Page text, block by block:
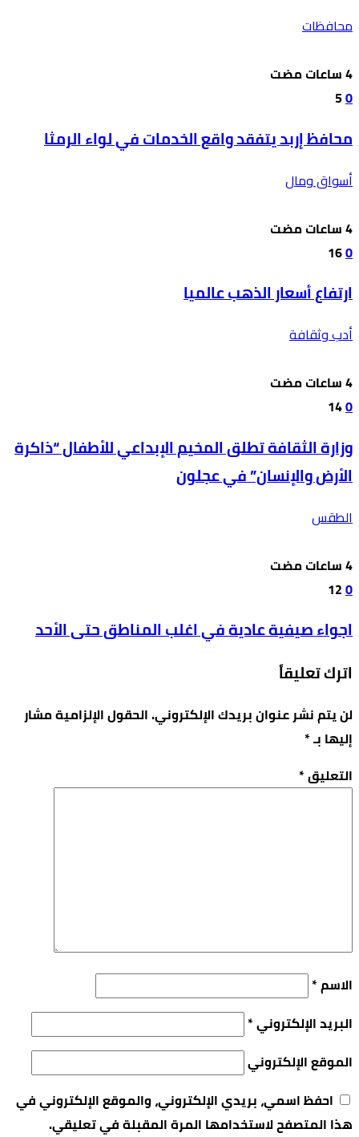
محافظات
0
5
محافظ إربد يتفقد واقع الخدمات في لواء الرمثا
أسواق ومال
0
16
ارتفاع أسعار الذهب عالميا
أدب وثقافة
0
14
وزارة الثقافة تطلق المخيم الإبداعي للأطفال “ذاكرة
الأرض والإنسان” في عجلون
الطقس
0
12
اجواء صيفية عادية في اغلب المناطق حتى الأحد
اترك تعليقاً
لن يتم نشر عنوان بريدك الإلكتروني.الحقول الإلزامية مشار
إليها بـ*
التعليق*
الاسم*
البريد الإلكتروني*
الموقع الإلكتروني
احفظ اسمي، بريدي الإلكتروني، والموقع الإلكتروني في
هذا المتصفح لاستخدامها المرة المقبلة في تعليقي.